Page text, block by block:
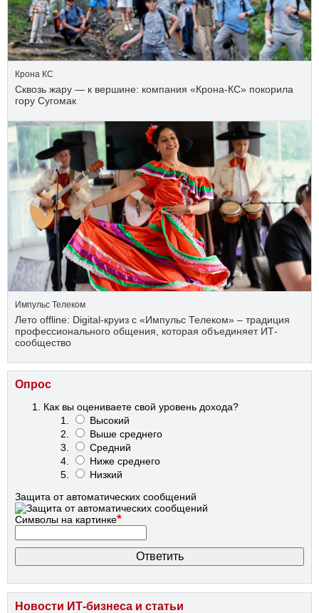
Крона КС
Сквозь жару — к вершине: компания «Крона‑КС» покорила
гору Сугомак
Импульс Телеком
Лето offline: Digital-круиз с «Импульс Телеком» – традиция
профессионального общения, которая объединяет ИТ-
сообщество
Опрос
Как вы оцениваете свой уровень дохода?
Высокий
Выше среднего
Средний
Ниже среднего
Низкий
Защита от автоматических сообщений
Символы на картинке*
Новости ИТ-бизнеса и статьи